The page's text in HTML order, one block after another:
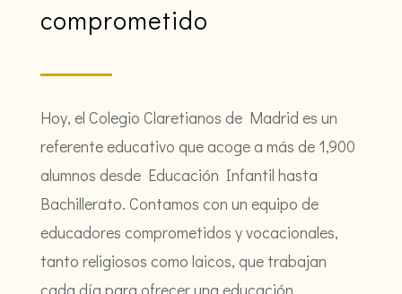
comprometido
Hoy, el Colegio Claretianos de Madrid es un
referente educativo que acoge a más de 1,900
alumnos desde Educación Infantil hasta
Bachillerato. Contamos con un equipo de
educadores comprometidos y vocacionales,
tanto religiosos como laicos, que trabajan
cada día para ofrecer una educación